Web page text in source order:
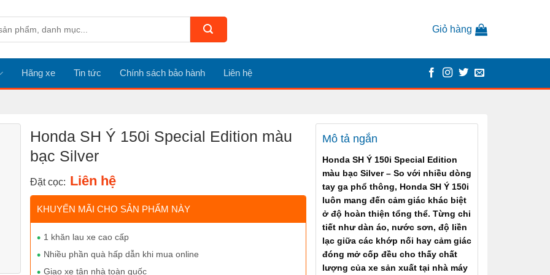
Giỏ hàng
Hãng xe Tin tức Chính sách bảo hành Liên hệ
Honda SH Ý 150i Special Edition màu
bạc Silver
Đặt cọc: Liên hệ
KHUYẾN MÃI CHO SẢN PHẨM NÀY
1 khăn lau xe cao cấp
Nhiều phần quà hấp dẫn khi mua online
Giao xe tận nhà toàn quốc
Mô tả ngắn
Honda SH Ý 150i Special Edition
màu bạc Silver – So với nhiều dòng
tay ga phổ thông, Honda SH Ý 150i
luôn mang đến cảm giác khác biệt
ở độ hoàn thiện tổng thể. Từng chi
tiết như dàn áo, nước sơn, độ liền
lạc giữa các khớp nối hay cảm giác
đóng mở cốp đều cho thấy chất
lượng của xe sản xuất tại nhà máy